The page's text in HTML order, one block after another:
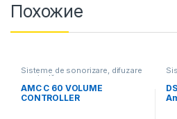
Похожие
Sisteme de sonorizare, difuzare
muzicală
AMC C 60 VOLUME
CONTROLLER